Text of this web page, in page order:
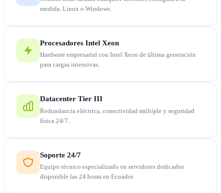
medida. Linux o Windows.
Procesadores Intel Xeon
Hardware empresarial con Intel Xeon de última generación
para cargas intensivas.
Datacenter Tier III
Redundancia eléctrica, conectividad múltiple y seguridad
física 24/7.
Soporte 24/7
Equipo técnico especializado en servidores dedicados
disponible las 24 horas en Ecuador.